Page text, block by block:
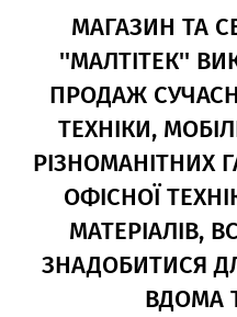
МАГАЗИН ТА
''МАЛТІТЕК''
ПРОДАЖ
ТЕХНІКИ,
РІЗНОМАНІТНИХ
ОФІСНОЇ
МАТЕРІАЛІВ,
ЗНАДОБИТИСЯ
ВДОМА